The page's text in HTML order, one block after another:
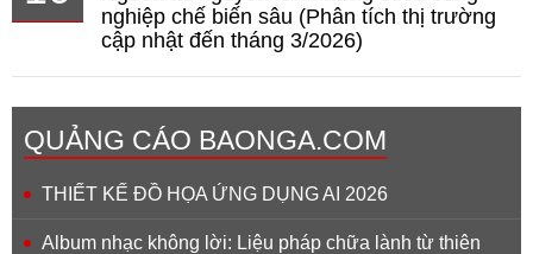
nghiệp chế biến sâu (Phân tích thị trường
cập nhật đến tháng 3/2026)
QUẢNG CÁO BAONGA.COM
THIẾT KẾ ĐỒ HỌA ỨNG DỤNG AI 2026
Album nhạc không lời: Liệu pháp chữa lành từ thiên